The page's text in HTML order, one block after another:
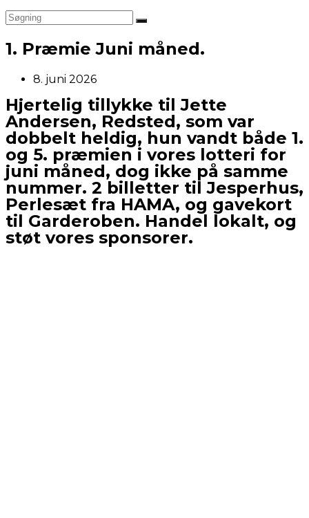
1. Præmie Juni måned.
Post
8. juni 2026
Hjertelig tillykke til Jette
Andersen, Redsted, som var
dobbelt heldig, hun vandt både 1.
og 5. præmien i vores lotteri for
juni måned, dog ikke på samme
nummer. 2 billetter til Jesperhus,
Perlesæt fra HAMA, og gavekort
til Garderoben. Handel lokalt, og
støt vores sponsorer.